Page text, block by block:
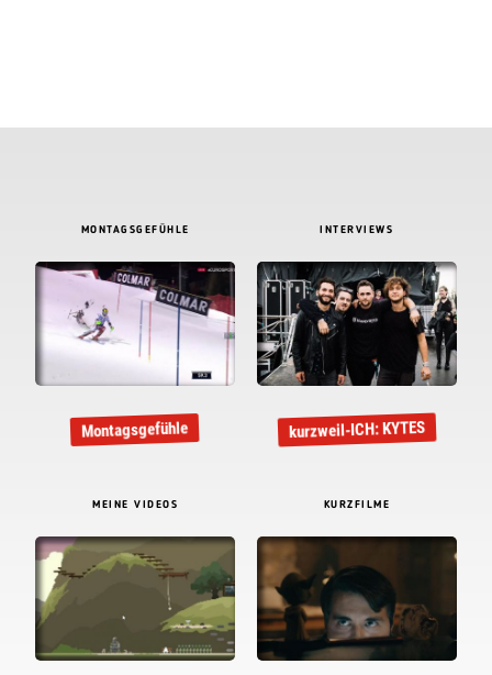
MONTAGSGEFÜHLE
Montagsgefühle
INTERVIEWS
kurzweil-ICH: KYTES
MEINE VIDEOS KURZFILME